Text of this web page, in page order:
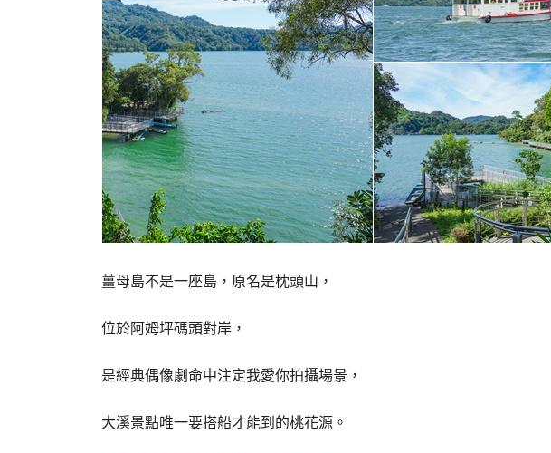
薑母島不是一座島，原名是枕頭山，
位於阿姆坪碼頭對岸，
是經典偶像劇命中注定我愛你拍攝場景，
大溪景點唯一要搭船才能到的桃花源。